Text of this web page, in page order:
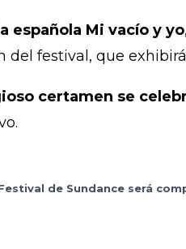
española Mi vacío y yo
del festival, que
certamen se
de Sundance será